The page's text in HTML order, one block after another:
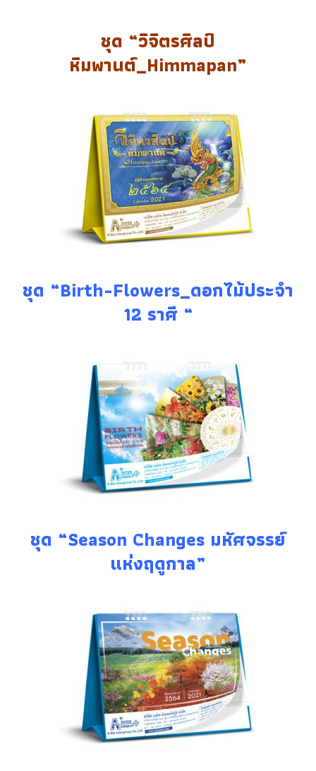
ชุด “วิจิตรศิลป์
หิมพานต์_Himmapan”
ชุด “Birth-Flowers_ดอกไม้ประจํา
12 ราศี “
ชุด “Season Changes มหัศจรรย์
แห่งฤดูกาล”